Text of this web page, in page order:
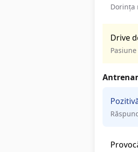
Dorința
Drive